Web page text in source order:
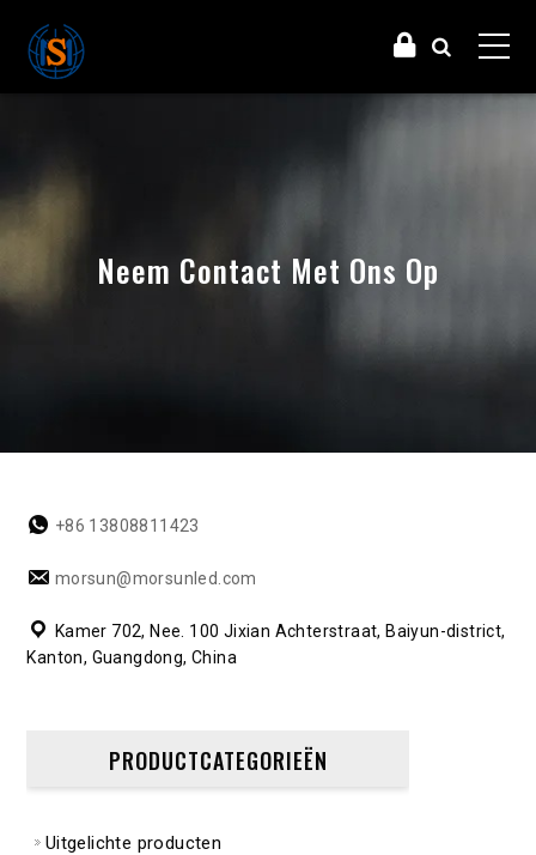
Neem Contact Met Ons Op
+86 13808811423
morsun@morsunled.com
Kamer 702, Nee. 100 Jixian Achterstraat, Baiyun-district,
Kanton, Guangdong, China
PRODUCTCATEGORIEËN
Uitgelichte producten